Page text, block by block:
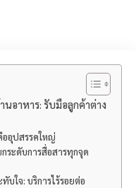
อาหาร: รับมือลูกค้าต่าง
ออุปสรรคใหญ่
ระดับการสื่อสารทุกจุด
ใจ: บริการไร้รอยต่อ